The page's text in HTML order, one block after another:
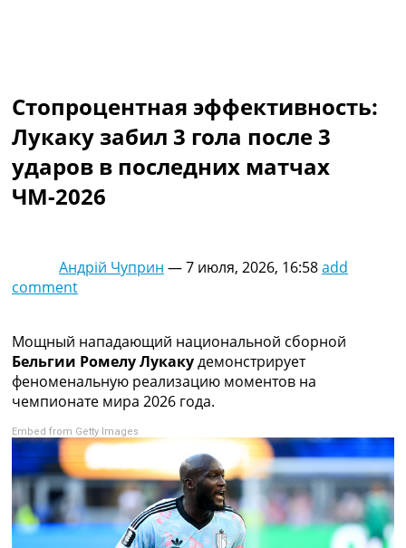
Украина. Первая Лига
Лига Чемпионов
Англия. Премьер Лига
Испания. Ла Лига
Другие Турниры >>>
Таблицы
Лига Чемпионов. Таблицы групп
Все таблицы >>>
Рейтинги
Рейтинг стран УЕФА
Рейтинг клубов УЕФА
Рейтинг ФИФА
ТВ программа
RU
UA
Categories
Стопроцентная эффективность:
Лукаку забил 3 гола после 3
ударов в последних матчах
ЧМ-2026
Андрій Чуприн —7 июля, 2026, 16:58add
comment
Мощный нападающий национальной сборной
Бельгии Ромелу Лукакудемонстрирует
феноменальную реализацию моментов на
чемпионате мира 2026 года.
Embed from Getty Images